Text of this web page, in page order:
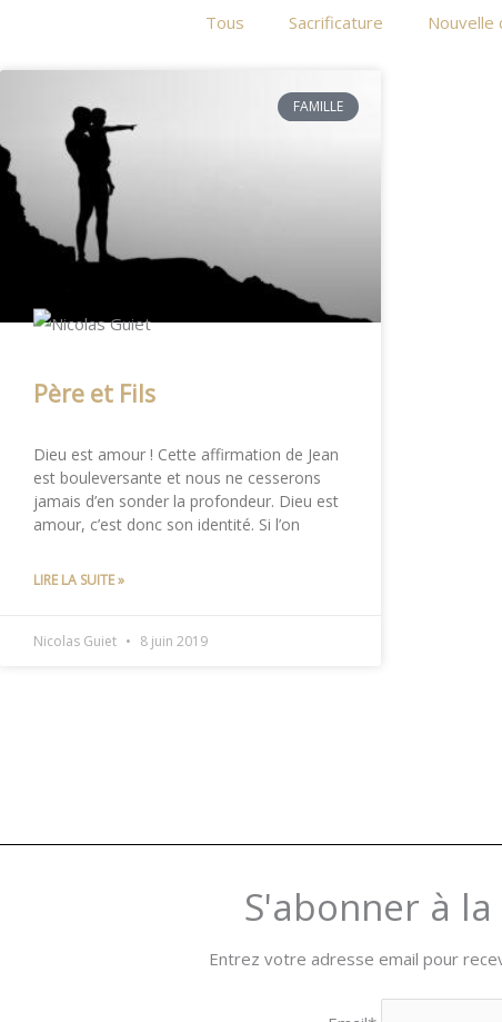
Tous Sacrificature Nouvelle
FAMILLE
Père et Fils
Dieu est amour ! Cette affirmation de Jean
est bouleversante et nous ne cesserons
jamais d’en sonder la profondeur. Dieu est
amour, c’est donc son identité. Si l’on
LIRE LA SUITE »
Nicolas Guiet 8 juin 2019
S'abonner à
Entrez votre adresse email pour